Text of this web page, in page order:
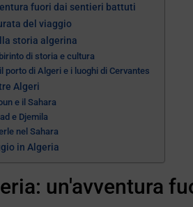
fuori dai sentieri battuti
del viaggio
storia algerina
di storia e cultura
porto di Algeri e i luoghi di Cervantes
Algeri
e il Sahara
e Djemila
nel Sahara
in Algeria
un'avventura